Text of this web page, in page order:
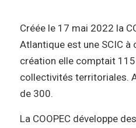
Créée le 17 mai 2022 la
Atlantique est une SCIC à
création elle comptait
collectivités territoriales.
de 300.
La COOPEC développe